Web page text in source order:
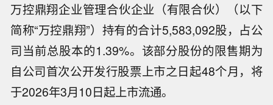
万控鼎翔企业管理合伙企业（有限合伙）（以下
简称“万控鼎翔”）持有的合计5,583,092股，占公
司当前总股本的1.39%。该部分股份的限售期为
自公司首次公开发行股票上市之日起48个月，将
于2026年3月10日起上市流通。